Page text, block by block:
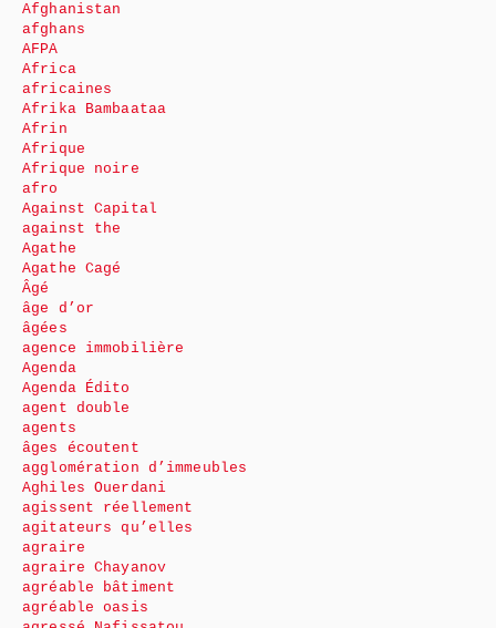
Afghanistan
afghans
AFPA
Africa
africaines
Afrika Bambaataa
Afrin
Afrique
Afrique noire
afro
Against Capital
against the
Agathe
Agathe Cagé
Âgé
âge d’or
âgées
agence immobilière
Agenda
Agenda Édito
agent double
agents
âges écoutent
agglomération d’immeubles
Aghiles Ouerdani
agissent réellement
agitateurs qu’elles
agraire
agraire Chayanov
agréable bâtiment
agréable oasis